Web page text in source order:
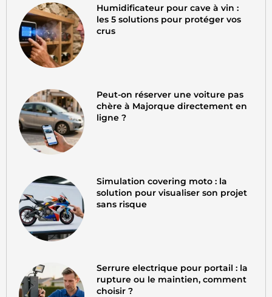
Humidificateur pour cave à vin :
les 5 solutions pour protéger vos
crus
Peut-on réserver une voiture pas
chère à Majorque directement en
ligne ?
Simulation covering moto : la
solution pour visualiser son projet
sans risque
Serrure electrique pour portail : la
rupture ou le maintien, comment
choisir ?